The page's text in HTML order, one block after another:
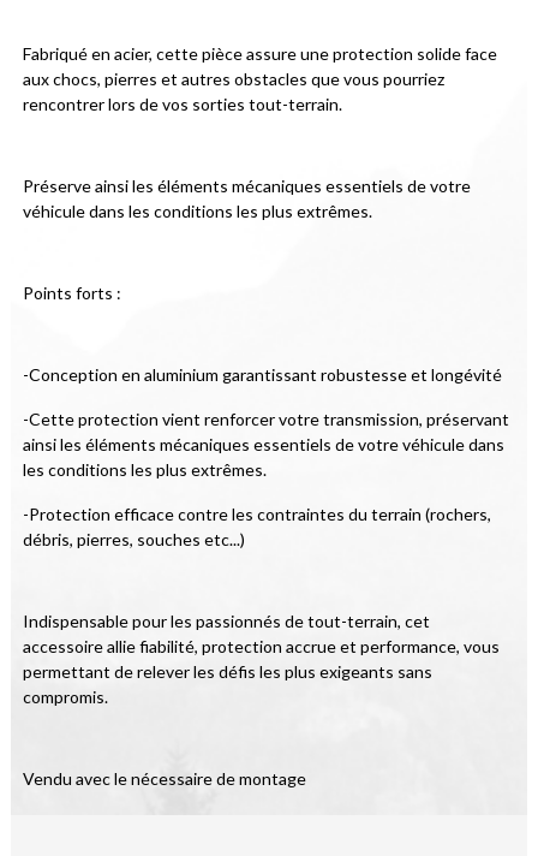
Fabriqué en acier, cette pièce assure une protection solide face
aux chocs, pierres et autres obstacles que vous pourriez
rencontrer lors de vos sorties tout-terrain.
Préserve ainsi les éléments mécaniques essentiels de votre
véhicule dans les conditions les plus extrêmes.
Points forts :
-Conception en aluminium garantissant robustesse et longévité
-Cette protection vient renforcer votre transmission, préservant
ainsi les éléments mécaniques essentiels de votre véhicule dans
les conditions les plus extrêmes.
-Protection efficace contre les contraintes du terrain (rochers,
débris, pierres, souches etc...)
Indispensable pour les passionnés de tout-terrain, cet
accessoire allie fiabilité, protection accrue et performance, vous
permettant de relever les défis les plus exigeants sans
compromis.
Vendu avec le nécessaire de montage